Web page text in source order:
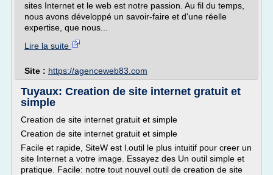
sites Internet et le web est notre passion. Au fil du temps,
nous avons développé un savoir-faire et d'une réelle
expertise, que nous...
Lire la suite
Site : https://agenceweb83.com
Tuyaux: Creation de site internet gratuit et
simple
Creation de site internet gratuit et simple
Creation de site internet gratuit et simple
Facile et rapide, SiteW est l.outil le plus intuitif pour creer un
site Internet a votre image. Essayez des Un outil simple et
pratique. Facile: notre tout nouvel outil de creation de site